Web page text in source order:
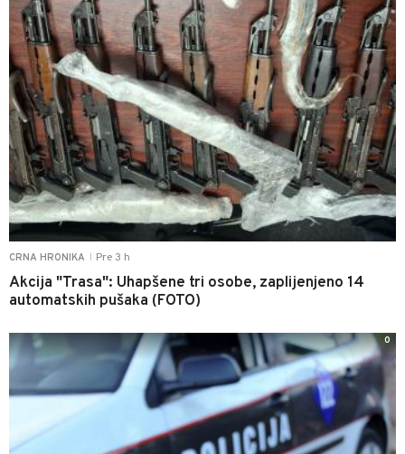
CRNA HRONIKA Pre 3 h
Akcija "Trasa": Uhapšene tri osobe, zaplijenjeno 14
automatskih pušaka (FOTO)
0